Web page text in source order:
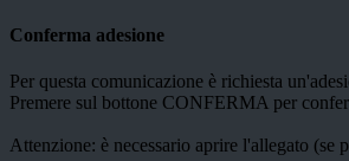
Conferma adesione
Per questa comunicazione è richiesta
Premere sul bottone CONFERMA per
Attenzione: è necessario aprire l'allegato (se